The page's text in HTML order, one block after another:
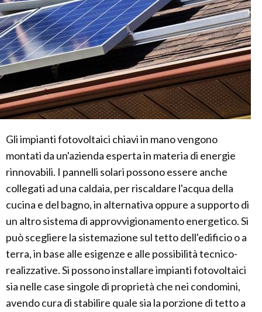
Gli impianti fotovoltaici chiavi in mano vengono
montati da un'azienda esperta in materia di energie
rinnovabili. I pannelli solari possono essere anche
collegati ad una caldaia, per riscaldare l'acqua della
cucina e del bagno, in alternativa oppure a supporto di
un altro sistema di approvvigionamento energetico. Si
può scegliere la sistemazione sul tetto dell'edificio o a
terra, in base alle esigenze e alle possibilità tecnico-
realizzative. Si possono installare impianti fotovoltaici
sia nelle case singole di proprietà che nei condomini,
avendo cura di stabilire quale sia la porzione di tetto a